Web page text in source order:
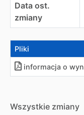
Data ost.
zmiany
Pliki
informacja o
Wszystkie zmiany